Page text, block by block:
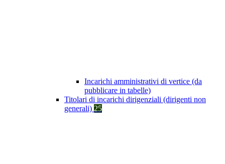
Incarichi amministrativi di vertice (da
pubblicare in tabelle)
Titolari di incarichi dirigenziali (dirigenti non
generali) 25